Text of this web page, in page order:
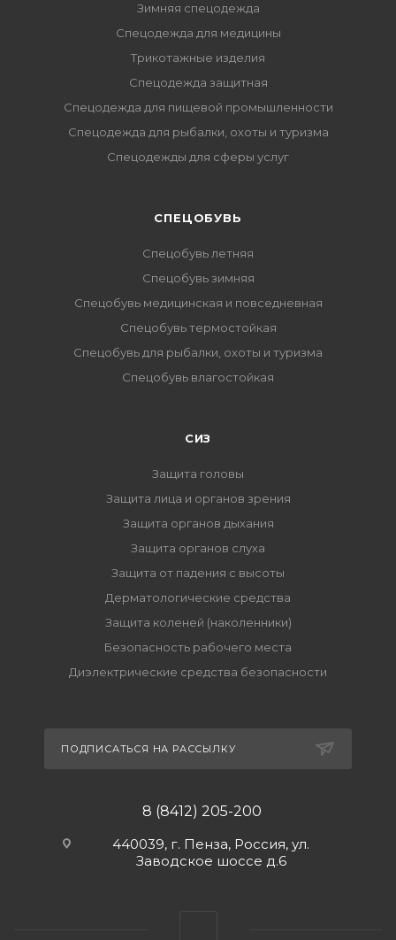
Зимняя спецодежда
Спецодежда для медицины
Трикотажные изделия
Спецодежда защитная
Спецодежда для пищевой промышленности
Спецодежда для рыбалки, охоты и туризма
Спецодежды для сферы услуг
CПЕЦОБУВЬ
Спецобувь летняя
Спецобувь зимняя
Спецобувь медицинская и повседневная
Спецобувь термостойкая
Спецобувь для рыбалки, охоты и туризма
Спецобувь влагостойкая
СИЗ
Защита головы
Защита лица и органов зрения
Защита органов дыхания
Защита органов слуха
Защита от падения с высоты
Дерматологические средства
Защита коленей (наколенники)
Безопасность рабочего места
Диэлектрические средства безопасности
ПОДПИСАТЬСЯ НА РАССЫЛКУ
8 (8412) 205-200
440039, г. Пенза, Россия, ул.
Заводское шоссе д.6